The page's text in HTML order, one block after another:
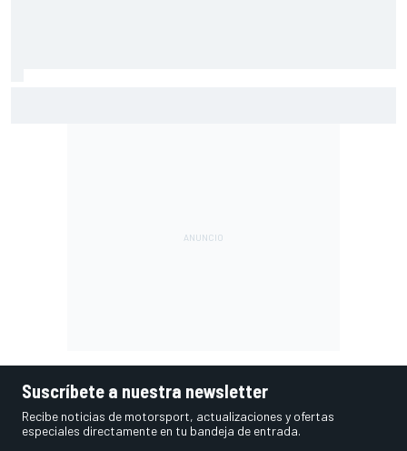
Suscríbete a nuestra newsletter
Recibe noticias de motorsport, actualizaciones y ofertas
especiales directamente en tu bandeja de entrada.